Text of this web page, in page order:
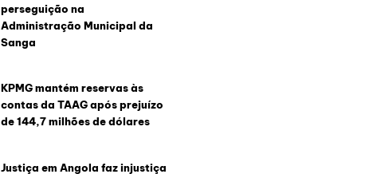
perseguição na
Administração Municipal da
Sanga
KPMG mantém reservas às
contas da TAAG após prejuízo
de 144,7 milhões de dólares
Justiça em Angola faz injustiça